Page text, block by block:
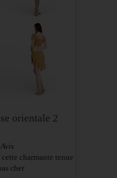
orientale 2
Avis
charmante tenue
cher